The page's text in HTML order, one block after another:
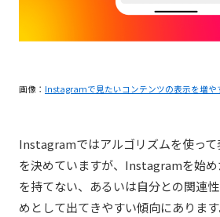
画像： Instagramで見たいコンテンツの表示を増や
Instagramではアルゴリズムを使って
を決めていますが、Instagramを始
を持てない、あるいは自分との関連
めとして出てきやすい傾向にあります